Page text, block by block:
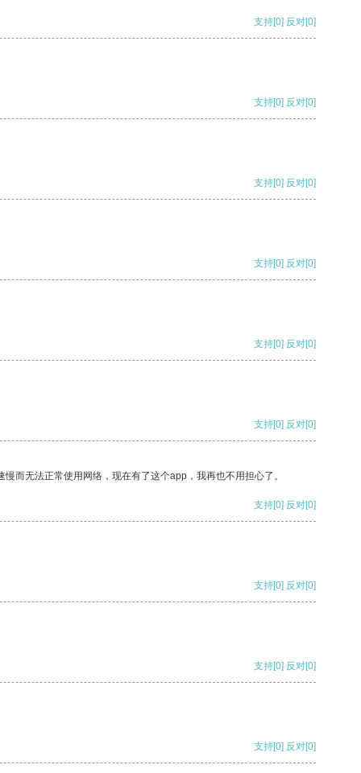
支持[0] 反对[0]
支持[0] 反对[0]
支持[0] 反对[0]
支持[0] 反对[0]
支持[0] 反对[0]
支持[0] 反对[0]
而无法正常使用网络，现在有了这个app，我再也不用担心了。
支持[0] 反对[0]
支持[0] 反对[0]
支持[0] 反对[0]
支持[0] 反对[0]